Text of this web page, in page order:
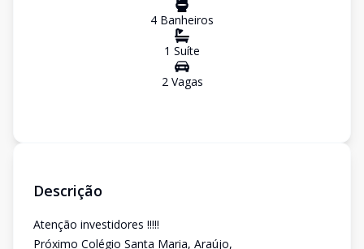
4 Banheiros
1 Suíte
2Vagas
Descrição
Atenção investidores !!!!!
Próximo Colégio Santa Maria, Araújo,